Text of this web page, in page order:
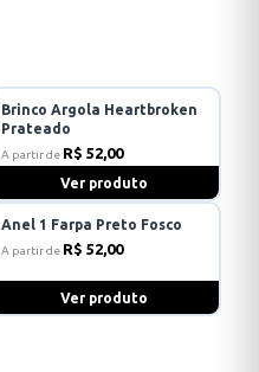
Brinco Argola Heartbroken
Prateado
A partir de R$ 52,00
Ver produto
Anel 1 Farpa Preto Fosco
A partir de R$ 52,00
Ver produto